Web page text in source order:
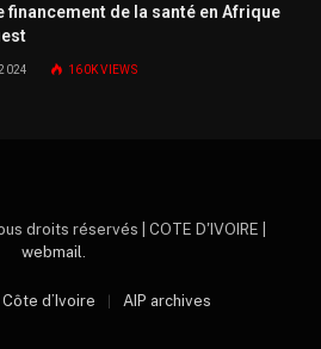
financement de la santé en Afrique
160KVIEWS
droits réservés | COTE D'IVOIRE |
webmail.
Côte d’Ivoire AIP archives